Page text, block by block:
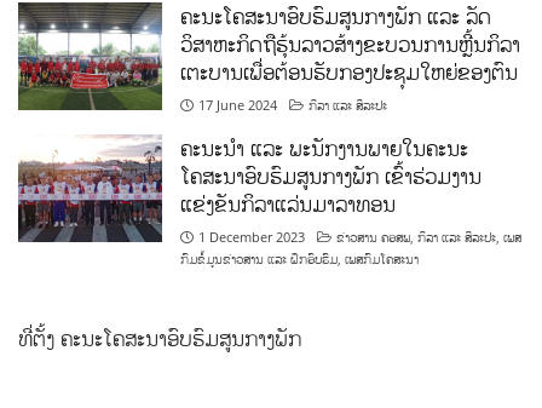
ຄະນະໂຄສະນາອົບຮົມສູນກາງພັກ ແລະ ລັດ
ວິສາຫະກິດຖືຮຸ້ນລາວສ້າງຂະບວນການຫຼີ້ນກິລາ
ເຕະບານເພື່ອຕ້ອນຮັບກອງປະຊຸມໃຫຍ່ຂອງຕົນ
17 June 2024 ກິລາ ແລະ ສິລະປະ
ຄະນະນຳ ແລະ ພະນັກງານພາຍໃນຄະນະ
ໂຄສະນາອົບຮົມສູນກາງພັກ ເຂົ້າຮ່ວມງານ
ແຂ່ງຂັນກິລາແລ່ນມາລາທອນ
1 December 2023 ຂ່າວສານ ຄອສພ,ກິລາ ແລະ ສິລະປະ,ເພສ
ກົມຂໍ້ມູນຂ່າວສານ ແລະ ຝຶກອົບຮົມ,ເພສກົມໂຄສະນາ
ທີ່ຕັ້ງ ຄະນະໂຄສະນາອົບຮົມສູນກາງພັກ